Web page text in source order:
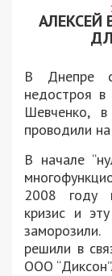
АЛЕКСЕЙ
В Днепре
недостроя
Шевченко,
проводили на
В начале
2008 году
кризис и
решили в
ООО “Диксон”.